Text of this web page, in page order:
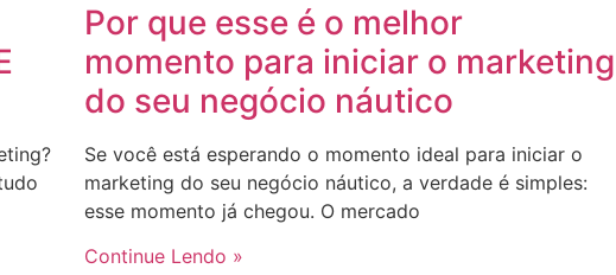
Por que esse é o melhor
momento para iniciar o marketing
do seu negócio náutico
Se você está esperando o momento ideal para iniciar o
marketing do seu negócio náutico, a verdade é simples:
esse momento já chegou. O mercado
Continue Lendo »